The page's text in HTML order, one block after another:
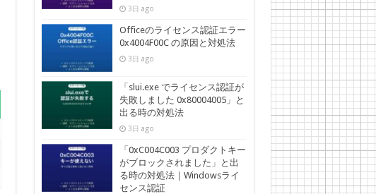
3日 ago
Officeのライセンス認証エラー
0x4004F00C の原因と対処法
3日 ago
「slui.exe でライセンス認証が
失敗しました 0x80004005」と
出る時の対処法
3日 ago
「0xC004C003 プロダクトキー
がブロックされました」と出
る時の対処法｜Windowsライ
センス認証